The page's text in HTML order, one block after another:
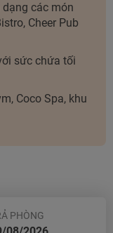
các món
Cheer Pub
sức chứa tối
Coco Spa, khu
PHÒNG
ĐÃI NGAY